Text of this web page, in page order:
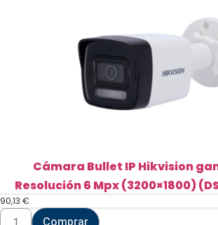
Cámara Bullet IP Hikvision
Resolución 6 Mpx (3200×1800)
LIU(2.8mm))
90,13 €
Cámara
Comprar